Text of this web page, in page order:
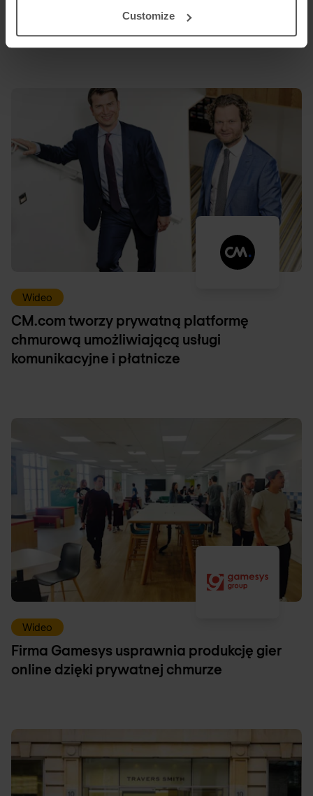
Customize
Dostawca usług IaaS jest przygotowany na
Wideo
CM.com tworzy prywatną platformę
chmurową umożliwiającą usługi
komunikacyjne i płatnicze
Wideo
Firma Gamesys usprawnia produkcję gier
online dzięki prywatnej chmurze